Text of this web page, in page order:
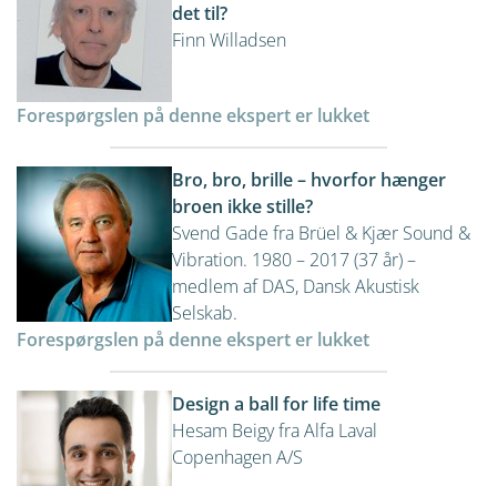
det til?
Finn Willadsen
Forespørgslen på denne ekspert er lukket
Bro, bro, brille – hvorfor hænger
broen ikke stille?
Svend Gade fra Brüel & Kjær Sound &
Vibration. 1980 – 2017 (37 år) –
medlem af DAS, Dansk Akustisk
Selskab.
Forespørgslen på denne ekspert er lukket
Design a ball for life time
Hesam Beigy fra Alfa Laval
Copenhagen A/S